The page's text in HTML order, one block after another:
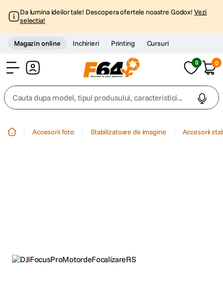
Da lumina ideilor tale! Descopera ofertele noastre Godox! Vezi
selectia!
Magazin online Inchirieri Printing Cursuri
0 0
Cauta dupa model, tipul produsului, caracteristici...
Accesorii foto Stabilizatoare de imagine Accesorii